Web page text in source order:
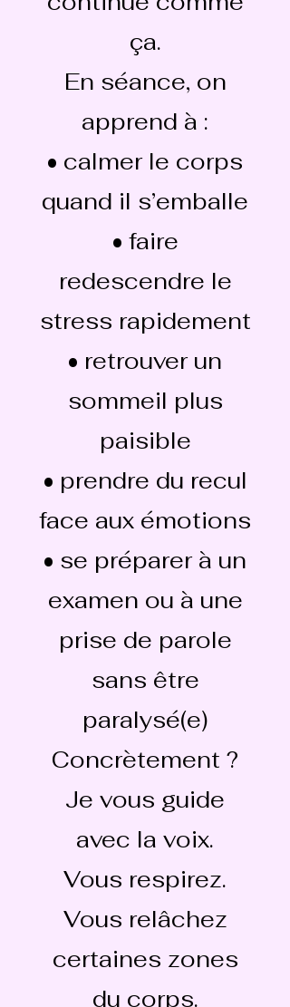
ça.
En séance, on
apprend à :
• calmer le corps
quand il s’emballe
• faire
redescendre le
stress rapidement
• retrouver un
sommeil plus
paisible
• prendre du recul
face aux émotions
• se préparer à un
examen ou à une
prise de parole
sans être
paralysé(e)
Concrètement ?
Je vous guide
avec la voix.
Vous respirez.
Vous relâchez
certaines zones
du corps.